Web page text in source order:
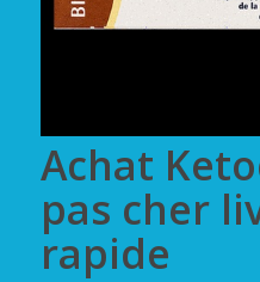
Achat
pas cher
rapide